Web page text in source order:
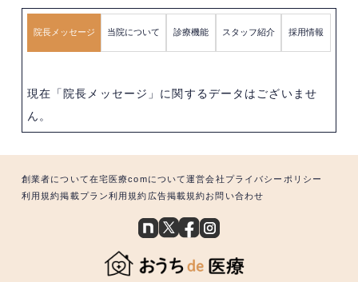
院長メッセージ 当院について 診療機能 スタッフ紹介 採用情報
現在「院長メッセージ」に関するデータはございませ
ん。
創業者について在宅医療comについて運営会社 プライバシーポリシー
利用規約掲載プラン利用規約 広告掲載規約お問い合わせ